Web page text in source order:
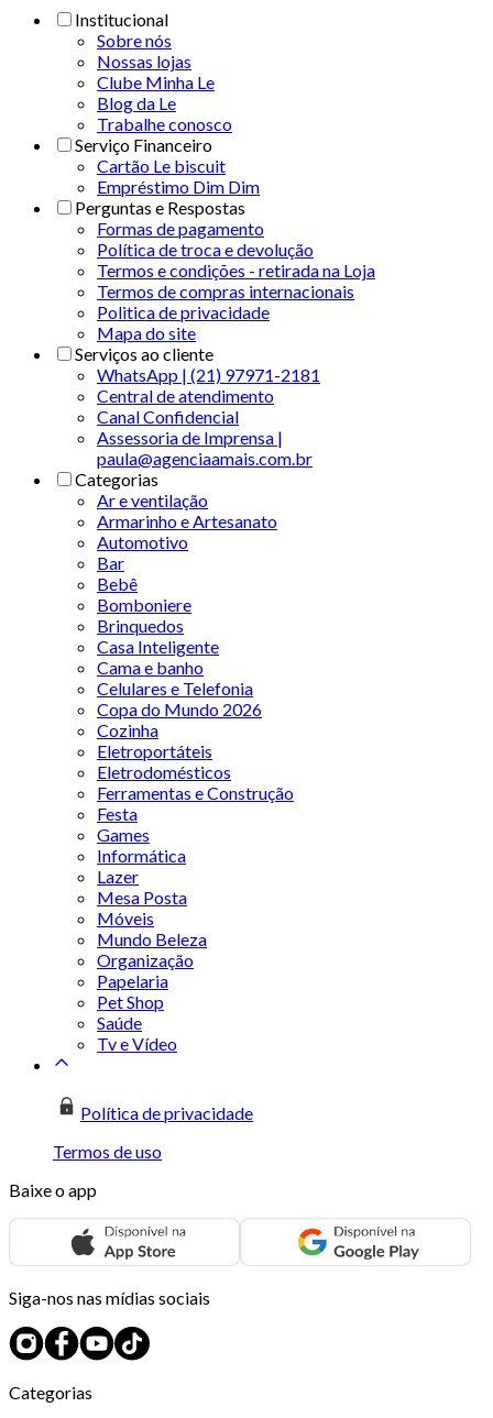
Institucional
Sobre nós
Nossas lojas
Clube Minha Le
Blog da Le
Trabalhe conosco
Serviço Financeiro
Cartão Le biscuit
Empréstimo Dim Dim
Perguntas e Respostas
Formas de pagamento
Política de troca e devolução
Termos e condições - retirada na Loja
Termos de compras internacionais
Politica de privacidade
Mapa do site
Serviços ao cliente
WhatsApp | (21) 97971-2181
Central de atendimento
Canal Confidencial
Assessoria de Imprensa |
paula@agenciaamais.com.br
Categorias
Ar e ventilação
Armarinho e Artesanato
Automotivo
Bar
Bebê
Bomboniere
Brinquedos
Casa Inteligente
Cama e banho
Celulares e Telefonia
Copa do Mundo 2026
Cozinha
Eletroportáteis
Eletrodomésticos
Ferramentas e Construção
Festa
Games
Informática
Lazer
Mesa Posta
Móveis
Mundo Beleza
Organização
Papelaria
Pet Shop
Saúde
Tv e Vídeo
Política de privacidade
Termos de uso
Baixe o app
Siga-nos nas mídias sociais
Categorias